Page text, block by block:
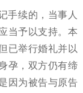
手续的，当事人
当予以支持。本
已举行婚礼并以
孕，双方仍有缔
因为被告与原告